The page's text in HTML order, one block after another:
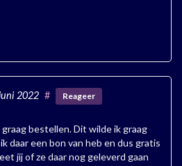
2022 # Reageer
graag bestellen. Dit wilde ik graag
daar een bon van heb en dus gratis
jij of ze daar nog geleverd gaan